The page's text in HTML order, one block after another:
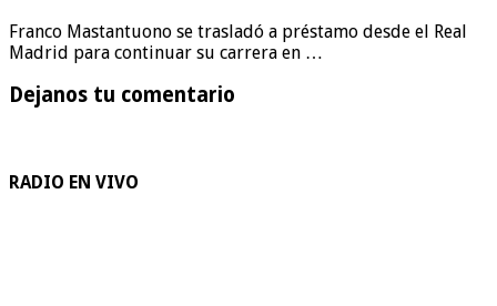
Franco Mastantuono se trasladó a préstamo desde el Real
Madrid para continuar su carrera en …
Dejanos tu comentario
RADIO EN VIVO